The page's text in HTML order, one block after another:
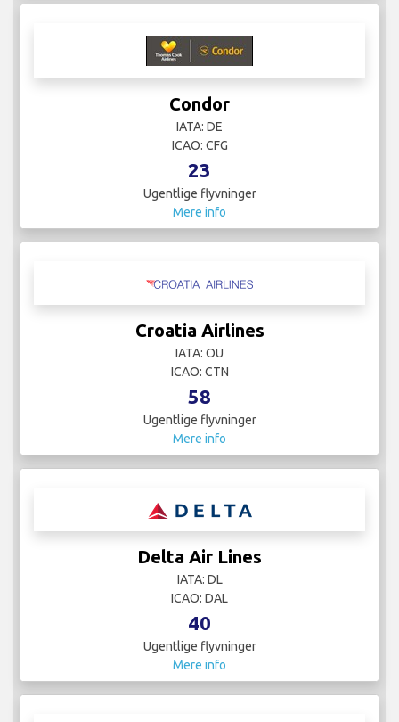
Condor
IATA: DE
ICAO: CFG
23
Ugentlige flyvninger
Mere info
Croatia Airlines
IATA: OU
ICAO: CTN
58
Ugentlige flyvninger
Mere info
Delta Air Lines
IATA: DL
ICAO: DAL
40
Ugentlige flyvninger
Mere info